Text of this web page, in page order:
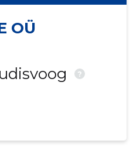
OÜ
?